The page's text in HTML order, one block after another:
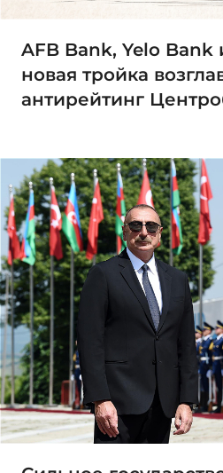
AFB Bank, Yelo Bank
новая тройка
антирейтинг